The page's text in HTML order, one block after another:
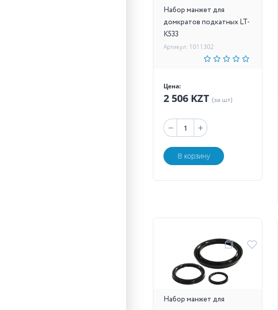
Набор манжет для
домкратов подкатных LT-
K533
Артикул: 1011302
Цена:
2 506 KZT (за шт)
В корзину
Набор манжет для